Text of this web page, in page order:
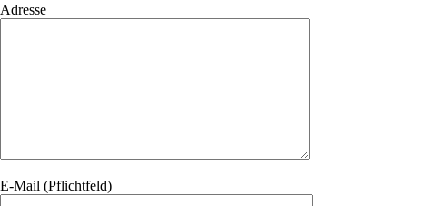
Adresse
E-Mail (Pflichtfeld)